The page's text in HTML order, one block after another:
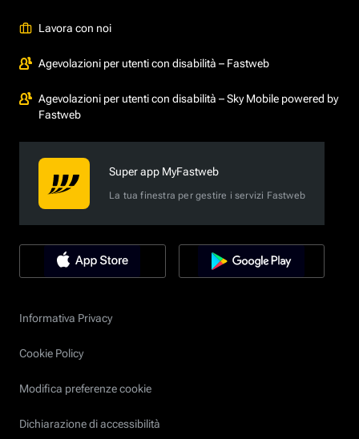
Lavora con noi
Agevolazioni per utenti con disabilità – Fastweb
Agevolazioni per utenti con disabilità – Sky Mobile powered by
Fastweb
Super app MyFastweb
La tua finestra per gestire i servizi Fastweb
Informativa Privacy
Cookie Policy
Modifica preferenze cookie
Dichiarazione di accessibilità